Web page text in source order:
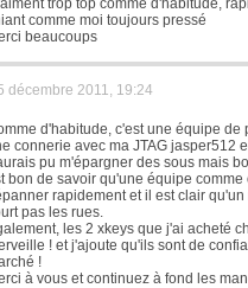
trop top comme d'habitude,
comme moi toujours pressé
beaucoups
décembre 2011, 19:24
d'habitude, c'est une équipe de
connerie avec ma JTAG jasper512
pu m'épargner des sous mais
bon de savoir qu'une équipe comme
rapidement et il est clair
pas les rues.
les 2 xkeys que j'ai acheté
! et j'ajoute qu'ils sont de
!
à vous et continuez à fond les